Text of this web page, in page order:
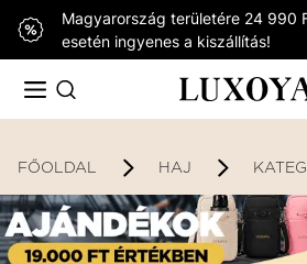
Magyarország területére 24 990
esetén ingyenes a kiszállítás!
FŐOLDAL HAJ